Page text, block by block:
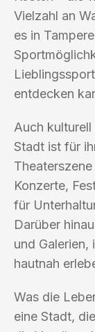
Vielzahl an
es in
entdecken
Auch
Stadt ist für
Konzerte,
für
Darüber
und Galerien,
hautnah
Was die
eine Stadt,